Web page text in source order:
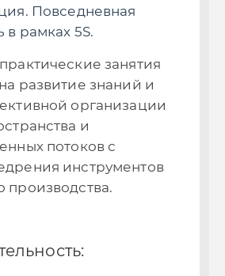
Повседневная
в рамках 5S.
занятия
развитие знаний и
организации
и
потоков с
инструментов
производства.